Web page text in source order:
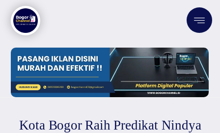
Kota Bogor Raih Predikat Nindya